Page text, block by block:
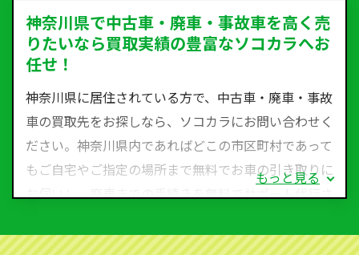
神奈川県で中古車・廃車・事故車を高く売
りたいなら買取実績の豊富なソコカラへお
任せ！
神奈川県に居住されている方で、中古車・廃車・事故
車の買取先をお探しなら、ソコカラにお問い合わせく
ださい。神奈川県内であればどこの市区町村であって
もご自宅やご指定の場所まで無料でお車の引き取りに
お伺いし、廃車までの手続きを無料でサポート代行さ
障車など動かない車、水害車、不動車、乗らなくなっ
もっと見る